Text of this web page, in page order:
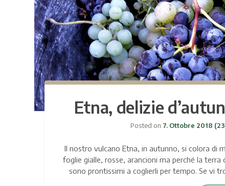
Etna, delizie
Posted on 7. Ottobre 2018
Il nostro vulcano Etna, in autunno, si colora di
foglie gialle, rosse, arancioni ma perché la
sono prontissimi a coglierli per tempo. Se vi